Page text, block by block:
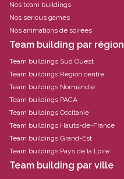
Nos team buildings
Nos serious games
Nos animations de soirées
Team building par région
Team buildings Sud Ouest
Team buildings Région centre
Team buildings Normandie
Team buildings PACA
Team buildings Occitanie
Team buildings Hauts-de-France
Team buildings Grand-Est
Team buildings Pays de la Loire
Team building par ville